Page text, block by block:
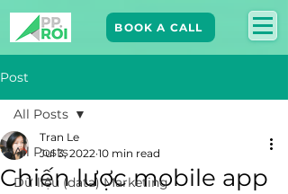
BOOK A CALL
Post
All Posts
Dữ liệu (data) Marketing
All Posts
Chiến lược mobile app
Tran Le
Jul 3, 2022 10 min read